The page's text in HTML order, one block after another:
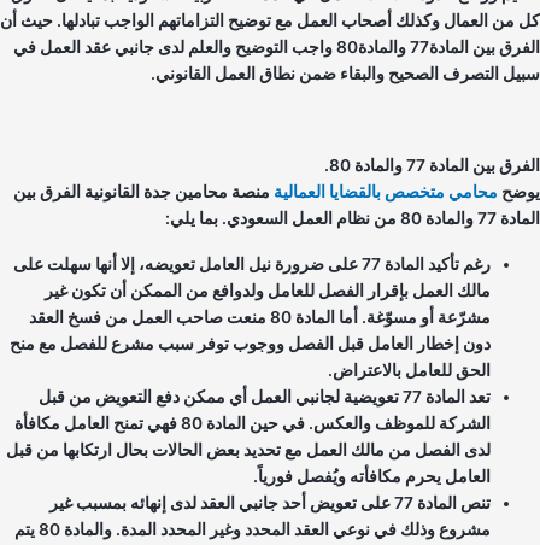
من العمال وكذلك أصحاب العمل مع توضيح التزاماتهم الواجب تبادلها. حيث أن
الفرق بين المادة77 والمادة80 واجب التوضيح والعلم لدى جانبي عقد العمل في
التصرف الصحيح والبقاء ضمن نطاق العمل القانوني.
بين المادة 77 والمادة 80.
محامي متخصص بالقضايا العماليةمنصة محامين جدة القانونية الفرق بين
من نظام العمل السعودي. بما يلي:
رغم تأكيد المادة 77 على ضرورة نيل العامل تعويضه، إلا أنها سهلت على
مالك العمل بإقرار الفصل للعامل ولدوافع من الممكن أن تكون غير
مشرّعة أو مسوّغة. أما المادة 80 منعت صاحب العمل من فسخ العقد
دون إخطار العامل قبل الفصل ووجوب توفر سبب مشرع للفصل مع منح
الحق للعامل بالاعتراض.
تعد المادة 77 تعويضية لجانبي العمل أي ممكن دفع التعويض من قبل
الشركة للموظف والعكس. في حين المادة 80 فهي تمنح العامل مكافأة
لدى الفصل من مالك العمل مع تحديد بعض الحالات بحال ارتكابها من قبل
العامل يحرم مكافأته ويُفصل فورياً.
تنص المادة 77 على تعويض أحد جانبي العقد لدى إنهائه بمسبب غير
مشروع وذلك في نوعي العقد المحدد وغير المحدد المدة. والمادة 80 يتم